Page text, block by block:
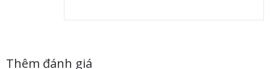
Thêm đánh giá